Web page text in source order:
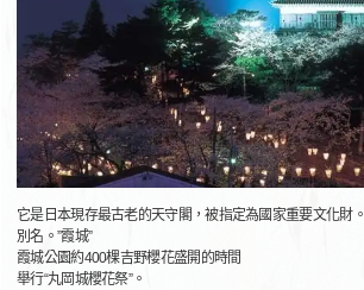
它是日本現存最古老的天守閣，被指定為國家重要文化財。
別名。”霞城”
霞城公園約400棵吉野櫻花盛開的時間
舉行“丸岡城櫻花祭”。